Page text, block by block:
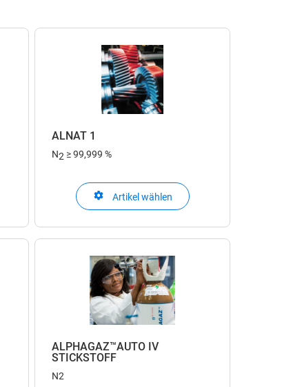
ALNAT 1
N2 ≥ 99,999 %
Artikel wählen
ALPHAGAZ™AUTO IV
STICKSTOFF
N2